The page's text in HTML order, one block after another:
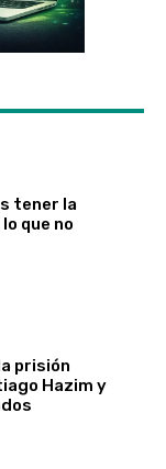
tener la
que no
prisión
Hazim y